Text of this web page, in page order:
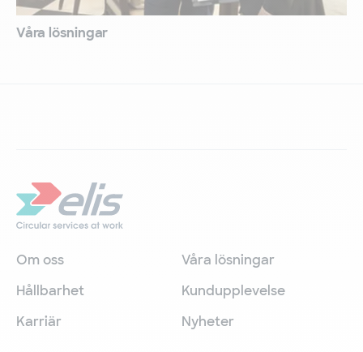
Våra lösningar
Om oss
Våra lösningar
Hållbarhet
Kundupplevelse
Karriär
Nyheter